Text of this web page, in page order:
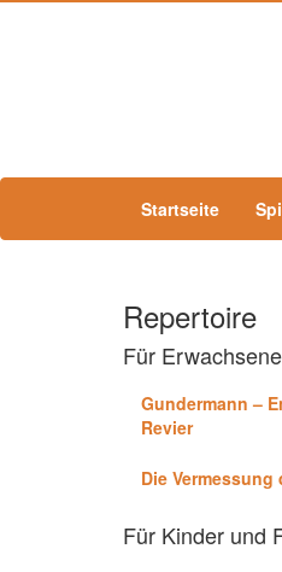
Startseite
Repertoire
Für Erwachsene
Gundermann –
Revier
Die Vermessung
Für Kinder und